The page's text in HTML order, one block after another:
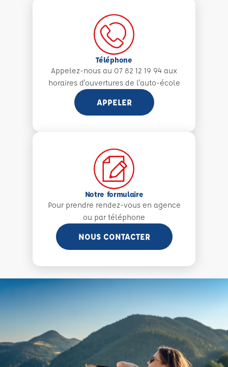
Téléphone
Appelez-nous au 07 82 12 19 94 aux
horaires d'ouvertures de l'auto-école
APPELER
Notre formulaire
Pour prendre rendez-vous en agence
ou par téléphone
NOUS CONTACTER